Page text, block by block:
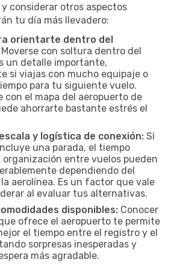
considerar otros aspectos
tu día más llevadero:
orientarte dentro del
Moverse con soltura dentro del
un detalle importante,
si viajas con mucho equipaje o
para tu siguiente vuelo.
con el mapa del aeropuerto de
ahorrarte bastante estrés el
y logística de conexión: Si
una parada, el tiempo
organización entre vuelos pueden
dependiendo del
aerolínea. Es un factor que vale
al evaluar tus alternativas.
disponibles: Conocer
ofrece el aeropuerto te permite
el tiempo entre el registro y el
sorpresas inesperadas y
más agradable.